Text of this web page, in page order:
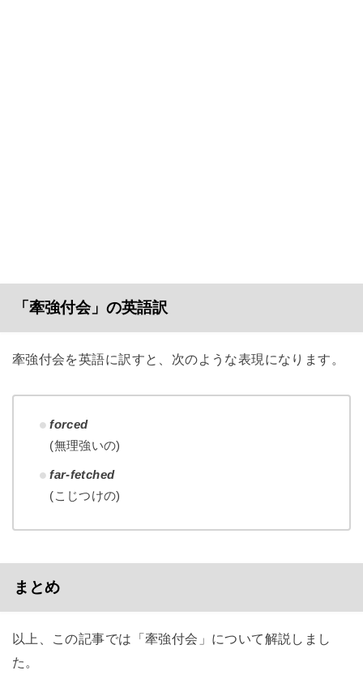
「牽強付会」の英語訳
牽強付会を英語に訳すと、次のような表現になります。
forced
(無理強いの)
far-fetched
(こじつけの)
まとめ
以上、この記事では「牽強付会」について解説しまし
た。